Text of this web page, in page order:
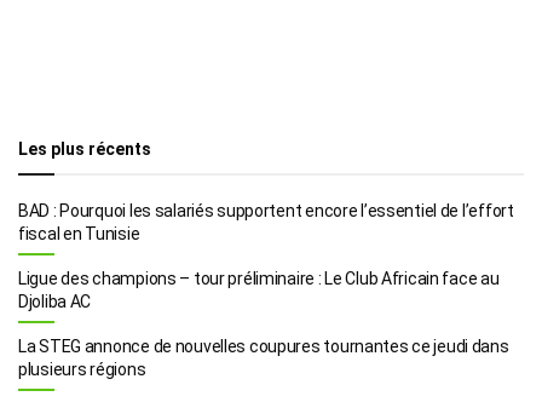
Les plus récents
BAD : Pourquoi les salariés supportent encore l’essentiel de l’effort
fiscal en Tunisie
Ligue des champions – tour préliminaire : Le Club Africain face au
Djoliba AC
La STEG annonce de nouvelles coupures tournantes ce jeudi dans
plusieurs régions